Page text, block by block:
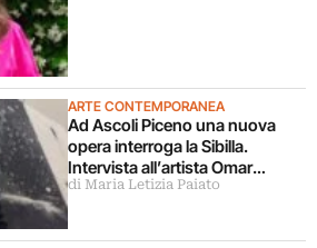
ARTE CONTEMPORANEA
Ad Ascoli Piceno una nuova
opera interroga la Sibilla.
Intervista all’artista Omar
Galliani
di Maria Letizia Paiato